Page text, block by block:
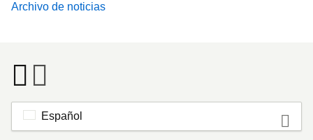
Archivo de noticias
Español